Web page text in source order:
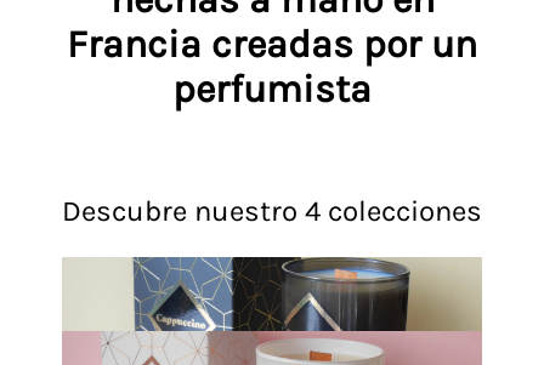
Francia creadas por un
perfumista
Descubre nuestro 4 colecciones